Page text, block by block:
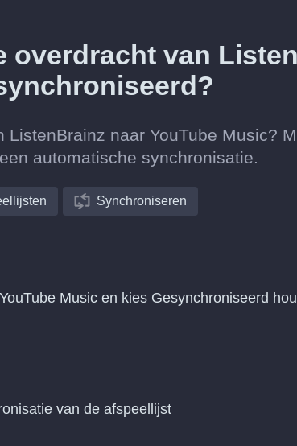
overdracht van
naar YouTube Music?
automatische synchronisatie.
Synchroniseren
Music en kies Gesynchroniseerd
van de afspeellijst